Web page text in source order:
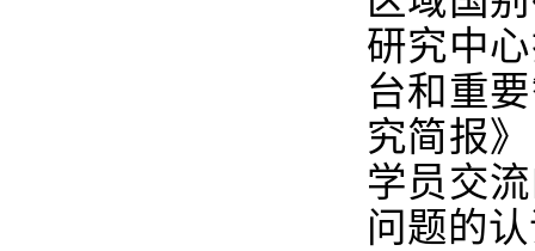
研究中
台和重
究简报
学员交
问题的